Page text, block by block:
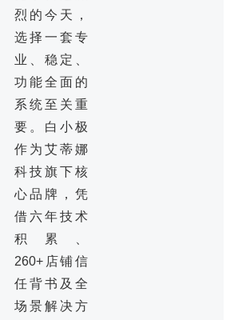
烈的今天，
选择一套专
业、稳定、
功能全面的
系统至关重
要。白小极
作为艾蒂娜
科技旗下核
心品牌，凭
借六年技术
积累、
260+店铺信
任背书及全
场景解决方